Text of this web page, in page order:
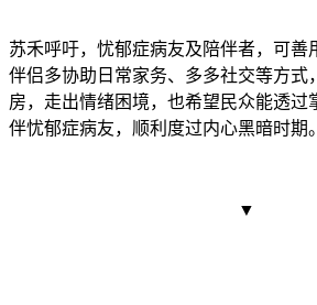
苏禾呼吁，忧郁症病友及陪伴者，可善
伴侣多协助日常家务、多多社交等方式
房，走出情绪困境，也希望民众能透过
伴忧郁症病友，顺利度过内心黑暗时期。
▼